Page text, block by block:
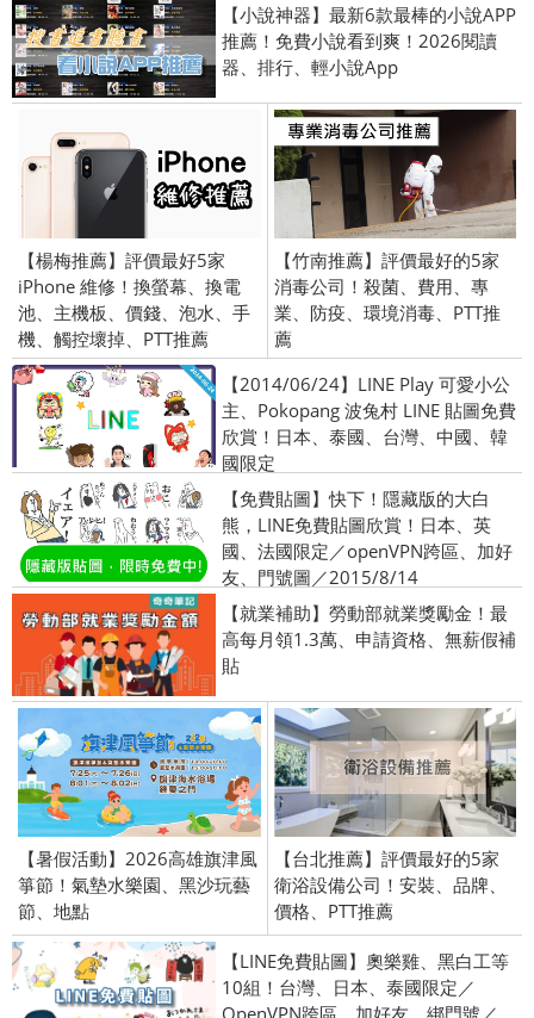
【小說神器】最新6款最棒的小說APP
推薦！免費小說看到爽！2026閱讀
器、排行、輕小說App
【楊梅推薦】評價最好5家
iPhone 維修！換螢幕、換電
池、主機板、價錢、泡水、手
機、觸控壞掉、PTT推薦
【竹南推薦】評價最好的5家
消毒公司！殺菌、費用、專
業、防疫、環境消毒、PTT推
薦
【2014/06/24】LINE Play 可愛小公
主、Pokopang 波兔村 LINE 貼圖免費
欣賞！日本、泰國、台灣、中國、韓
國限定
【免費貼圖】快下！隱藏版的大白
熊，LINE免費貼圖欣賞！日本、英
國、法國限定／openVPN跨區、加好
友、門號圖／2015/8/14
【就業補助】勞動部就業獎勵金！最
高每月領1.3萬、申請資格、無薪假補
貼
【暑假活動】2026高雄旗津風
箏節！氣墊水樂園、黑沙玩藝
節、地點
【台北推薦】評價最好的5家
衛浴設備公司！安裝、品牌、
價格、PTT推薦
【LINE免費貼圖】奧樂雞、黑白工等
10組！台灣、日本、泰國限定／
OpenVPN跨區、加好友、綁門號／